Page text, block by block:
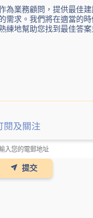
為業務顧問，提供最佳
需求。我們將在適當的
練地幫助您找到最佳答
閱及關注
提交